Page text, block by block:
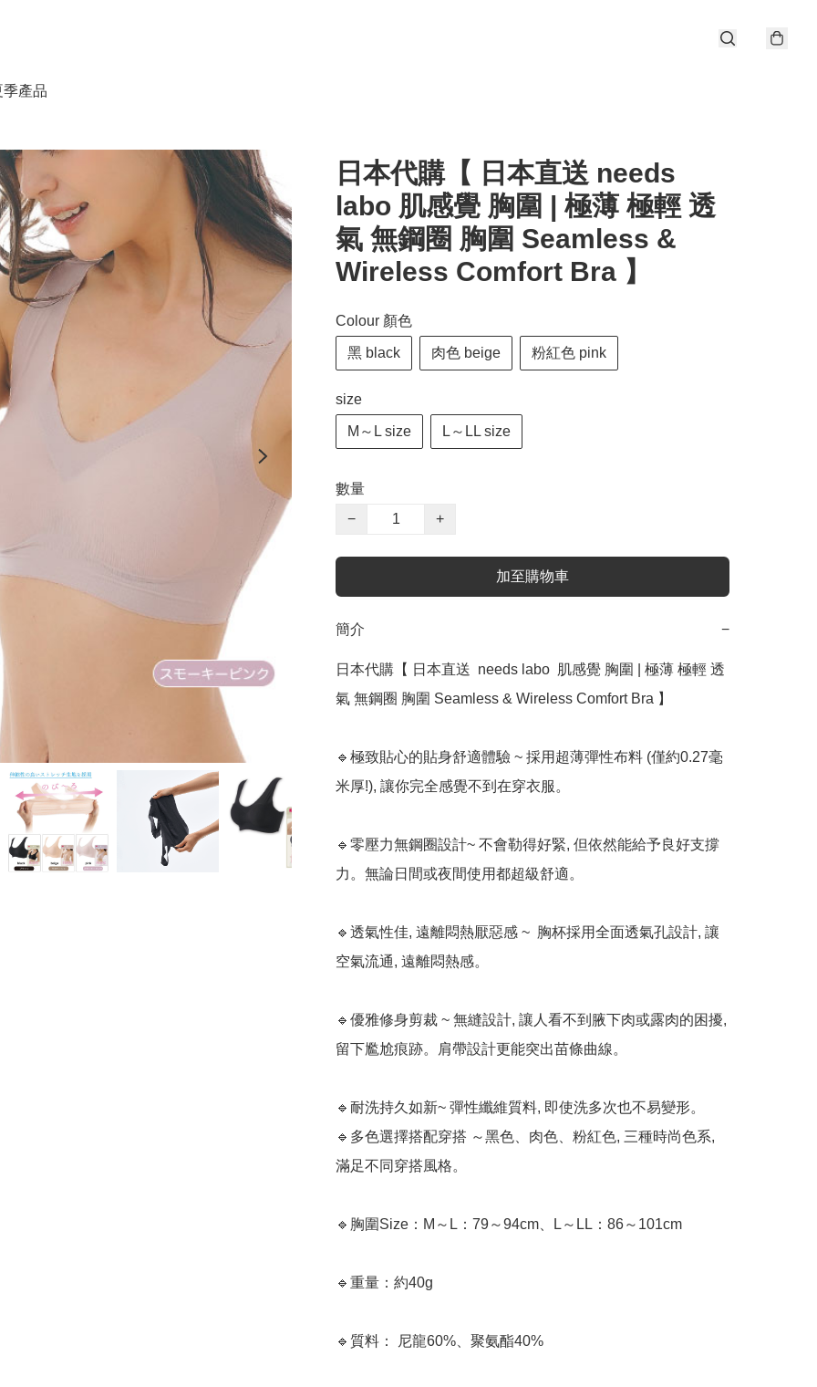
產品
日本代購【 日本直送 needs
labo 肌感覺 胸圍 | 極薄 極輕 透
氣 無鋼圈 胸圍 Seamless &
Wireless Comfort Bra 】
Colour 顏色
黑 black 肉色 beige 粉紅色 pink
size
M～L size L～LL size
數量
−
+
加至購物車
簡介 −
日本代購【 日本直送  needs labo  肌感覺 胸圍 | 極薄 極輕 透
氣 無鋼圈 胸圍 Seamless & Wireless Comfort Bra 】
🔹極致貼心的貼身舒適體驗 ~ 採用超薄彈性布料 (僅約0.27毫
米厚!), 讓你完全感覺不到在穿衣服。
🔹零壓力無鋼圈設計~ 不會勒得好緊, 但依然能給予良好支撐
力。無論日間或夜間使用都超級舒適。
🔹透氣性佳, 遠離悶熱厭惡感 ~  胸杯採用全面透氣孔設計, 讓
空氣流通, 遠離悶熱感。
🔹優雅修身剪裁 ~ 無縫設計, 讓人看不到腋下肉或露肉的困擾,
留下尷尬痕跡。肩帶設計更能突出苗條曲線。
🔹耐洗持久如新~ 彈性纖維質料, 即使洗多次也不易變形。
🔹多色選擇搭配穿搭 ～黑色、肉色、粉紅色, 三種時尚色系,
滿足不同穿搭風格。
🔹胸圍Size：M～L：79～94cm、L～LL：86～101cm
🔹重量：約40g
🔹質料： 尼龍60%、聚氨酯40%